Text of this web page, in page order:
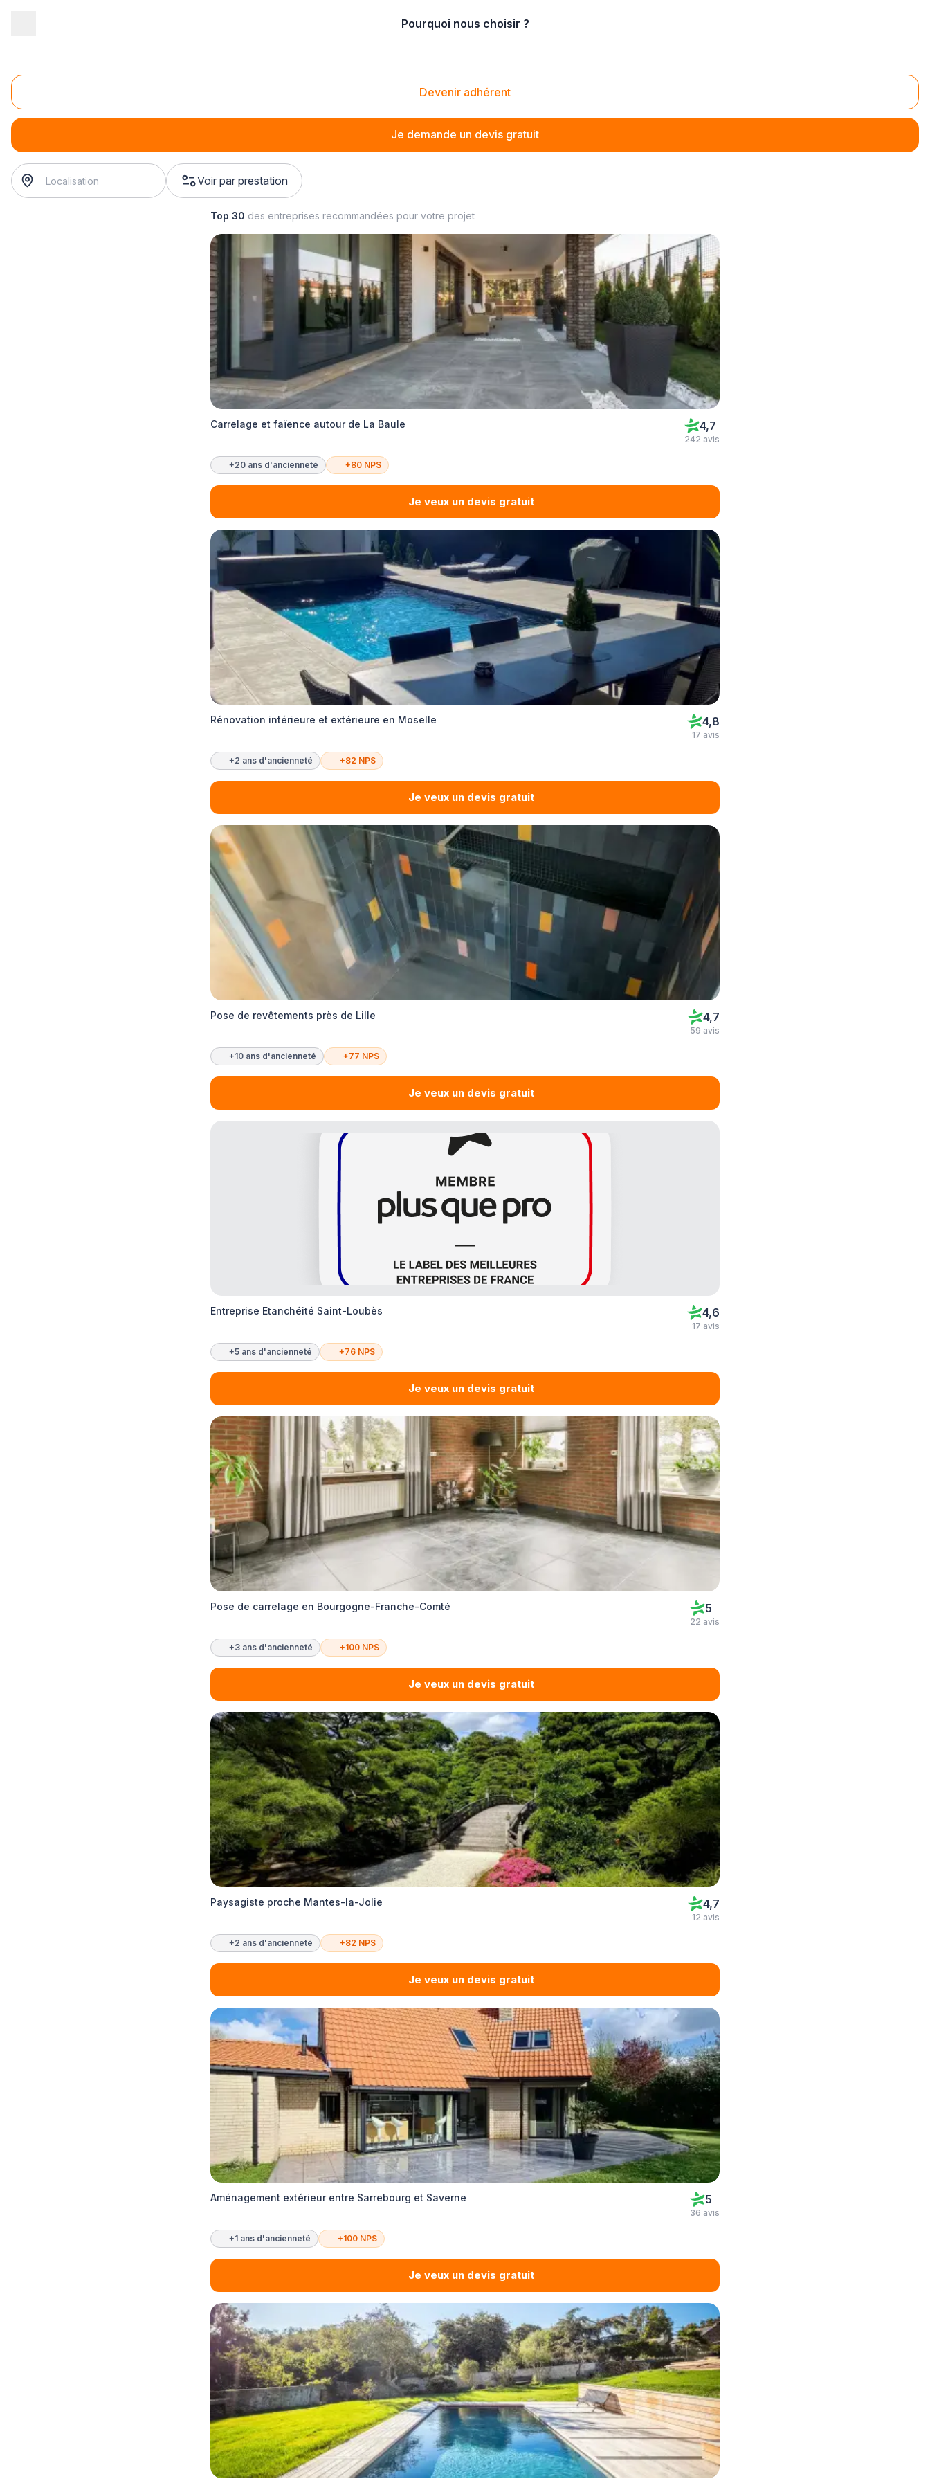
Pourquoi nous choisir ?
Devenir adhérent
Je demande un devis gratuit
Installation de terrasse surélevée
installation de terrasse surélevée
Voir par prestation
Top 30 des entreprises recommandées pour votre projet
Carrelage et faïence autour de La Baule 4,7
242 avis
+20 ans d'ancienneté +80 NPS
Je veux un devis gratuit
Rénovation intérieure et extérieure en Moselle 4,8
17 avis
+2 ans d'ancienneté +82 NPS
Je veux un devis gratuit
Pose de revêtements près de Lille 4,7
59 avis
+10 ans d'ancienneté +77 NPS
Je veux un devis gratuit
Entreprise Etanchéité Saint-Loubès 4,6
17 avis
+5 ans d'ancienneté +76 NPS
Je veux un devis gratuit
Pose de carrelage en Bourgogne-Franche-Comté 5
22 avis
+3 ans d'ancienneté +100 NPS
Je veux un devis gratuit
Paysagiste proche Mantes-la-Jolie 4,7
12 avis
+2 ans d'ancienneté +82 NPS
Je veux un devis gratuit
Aménagement extérieur entre Sarrebourg et Saverne 5
36 avis
+1 ans d'ancienneté +100 NPS
Je veux un devis gratuit